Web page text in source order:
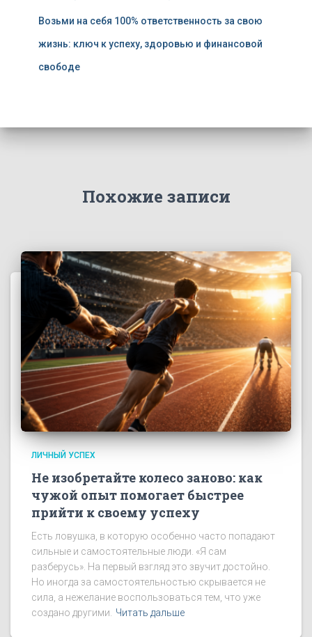
Возьми на себя 100% ответственность за свою
жизнь: ключ к успеху, здоровью и финансовой
свободе
Похожие записи
ЛИЧНЫЙ УСПЕХ
Не изобретайте колесо заново: как
чужой опыт помогает быстрее
прийти к своему успеху
Есть ловушка, в которую особенно часто попадают
сильные и самостоятельные люди. «Я сам
разберусь». На первый взгляд это звучит достойно.
Но иногда за самостоятельностью скрывается не
сила, а нежелание воспользоваться тем, что уже
создано другими.
Читать дальше